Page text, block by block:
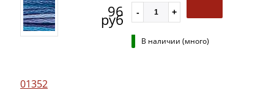
96
руб
В наличии (много)
01352